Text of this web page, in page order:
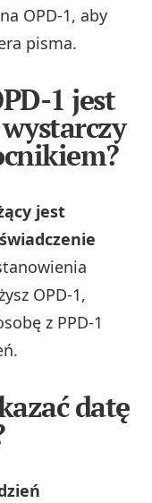
OPD‑1, aby
pisma.
1 jest
jest
OPD‑1,
z PPD‑1
datę